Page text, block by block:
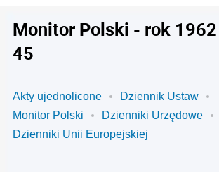
Monitor Polski - rok
45
Akty ujednolicone
Dziennik Ustaw
Monitor Polski
Dzienniki Urzędowe
Dzienniki Unii Europejskiej